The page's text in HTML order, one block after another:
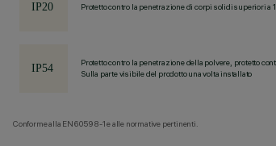
Protetto contro la penetrazione di corpi solidi superiori
Protetto contro la penetrazione della polvere, protetto
Sulla parte visibile del prodotto una volta installato
Conforme alla EN60598-1 e alle normative pertinenti.